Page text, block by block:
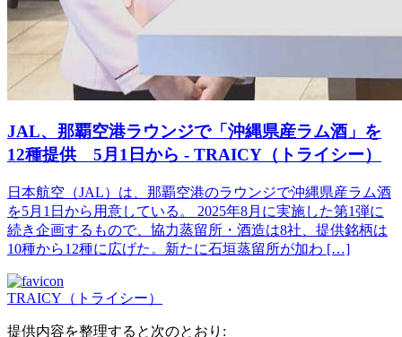
JAL、那覇空港ラウンジで「沖縄県産ラム酒」を
12種提供 5月1日から - TRAICY（トライシー）
日本航空（JAL）は、那覇空港のラウンジで沖縄県産ラム酒
を5月1日から用意している。 2025年8月に実施した第1弾に
続き企画するもので、協力蒸留所・酒造は8社、提供銘柄は
10種から12種に広げた。新たに石垣蒸留所が加わ […]
TRAICY（トライシー）
提供内容を整理すると次のとおり: